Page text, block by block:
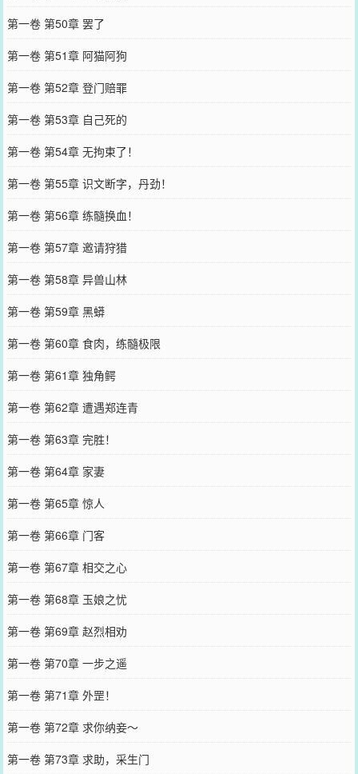
第一卷 第50章 罢了
第一卷 第51章 阿猫阿狗
第一卷 第52章 登门赔罪
第一卷 第53章 自己死的
第一卷 第54章 无拘束了！
第一卷 第55章 识文断字，丹劲！
第一卷 第56章 练髓换血！
第一卷 第57章 邀请狩猎
第一卷 第58章 异兽山林
第一卷 第59章 黑蟒
第一卷 第60章 食肉，练髓极限
第一卷 第61章 独角鳄
第一卷 第62章 遭遇郑连青
第一卷 第63章 完胜！
第一卷 第64章 家妻
第一卷 第65章 惊人
第一卷 第66章 门客
第一卷 第67章 相交之心
第一卷 第68章 玉娘之忧
第一卷 第69章 赵烈相劝
第一卷 第70章 一步之遥
第一卷 第71章 外罡！
第一卷 第72章 求你纳妾～
第一卷 第73章 求助，采生门